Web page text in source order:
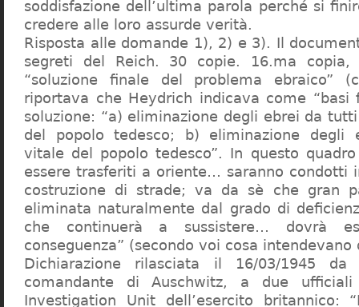
soddisfazione dell’ultima parola perché si
credere alle loro assurde verità.
Risposta alle domande 1), 2) e 3). Il
segreti del Reich. 30 copie. 16.ma copia,
“soluzione finale del problema ebraico”
riportava che Heydrich indicava come “basi
soluzione: “a) eliminazione degli ebrei da
del popolo tedesco; b) eliminazione degli
vitale del popolo tedesco”. In questo
essere trasferiti a oriente… saranno condotti
costruzione di strade; va da sè che gran
eliminata naturalmente dal grado di
che continuerà a sussistere… dovrà
conseguenza” (secondo voi cosa intendevano
Dichiarazione rilasciata il 16/03/1945
comandante di Auschwitz, a due
Investigation Unit dell’esercito britannico: